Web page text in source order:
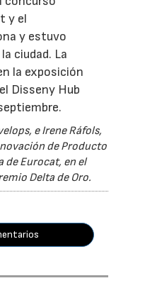
y el
y estuvo
ciudad. La
la exposición
Disseny Hub
e Irene Ráfols,
de Producto
Eurocat, en el
Delta de Oro.